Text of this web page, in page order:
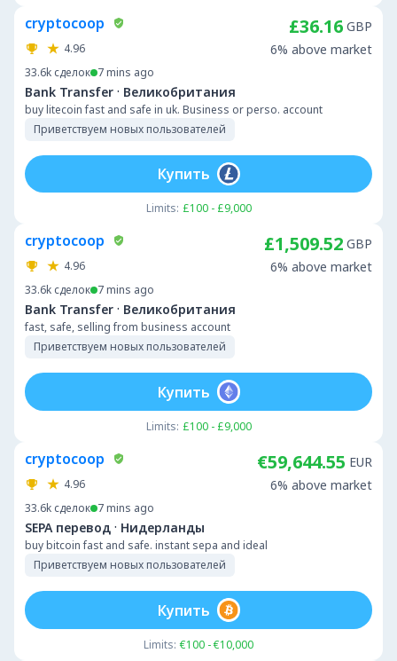
cryptocoop
4.96
33.6k сделок 7 mins ago
Bank Transfer · Великобритания
buy litecoin fast and safe in uk. Business or perso. account
Приветствуем новых пользователей
£36.16 GBP
6% above market
Limits: £100 - £9,000
Купить
cryptocoop
4.96
33.6k сделок 7 mins ago
Bank Transfer · Великобритания
fast, safe, selling from business account
Приветствуем новых пользователей
£1,509.52 GBP
6% above market
Limits: £100 - £9,000
Купить
cryptocoop
4.96
33.6k сделок 7 mins ago
SEPA перевод · Нидерланды
buy bitcoin fast and safe. instant sepa and ideal
Приветствуем новых пользователей
€59,644.55 EUR
6% above market
Limits: €100 - €10,000
Купить